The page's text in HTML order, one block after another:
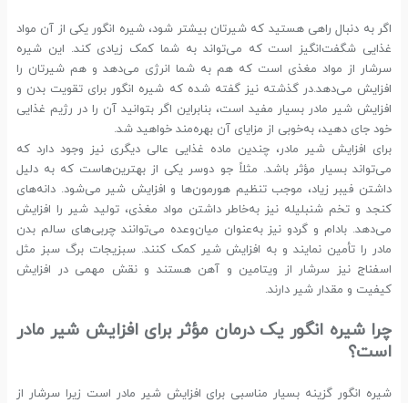
اگر به دنبال راهی هستید که شیرتان بیشتر شود، شیره انگور یکی از آن مواد
غذایی شگفت‌انگیز است که می‌تواند به شما کمک زیادی کند. این شیره
سرشار از مواد مغذی است که هم به شما انرژی می‌دهد و هم شیرتان را
افزایش می‌دهد.در گذشته نیز گفته شده که شیره انگور برای تقویت بدن و
افزایش شیر مادر بسیار مفید است، بنابراین اگر بتوانید آن را در رژیم غذایی
خود جای دهید، به‌خوبی از مزایای آن بهره‌مند خواهید شد.
برای افزایش شیر مادر، چندین ماده غذایی عالی دیگری نیز وجود دارد که
می‌تواند بسیار مؤثر باشد. مثلاً جو دوسر یکی از بهترین‌هاست که به دلیل
داشتن فیبر زیاد، موجب تنظیم هورمون‌ها و افزایش شیر می‌شود. دانه‌های
کنجد و تخم شنبلیله نیز به‌خاطر داشتن مواد مغذی، تولید شیر را افزایش
می‌دهد. بادام و گردو نیز به‌عنوان میان‌وعده می‌توانند چربی‌های سالم بدن
مادر را تأمین نمایند و به افزایش شیر کمک کنند. سبزیجات برگ سبز مثل
اسفناج نیز سرشار از ویتامین و آهن هستند و نقش مهمی در افزایش
کیفیت و مقدار شیر دارند.
چرا شیره انگور یک درمان مؤثر برای افزایش شیر مادر
است؟
شیره انگور گزینه بسیار مناسبی برای افزایش شیر مادر است زیرا سرشار از